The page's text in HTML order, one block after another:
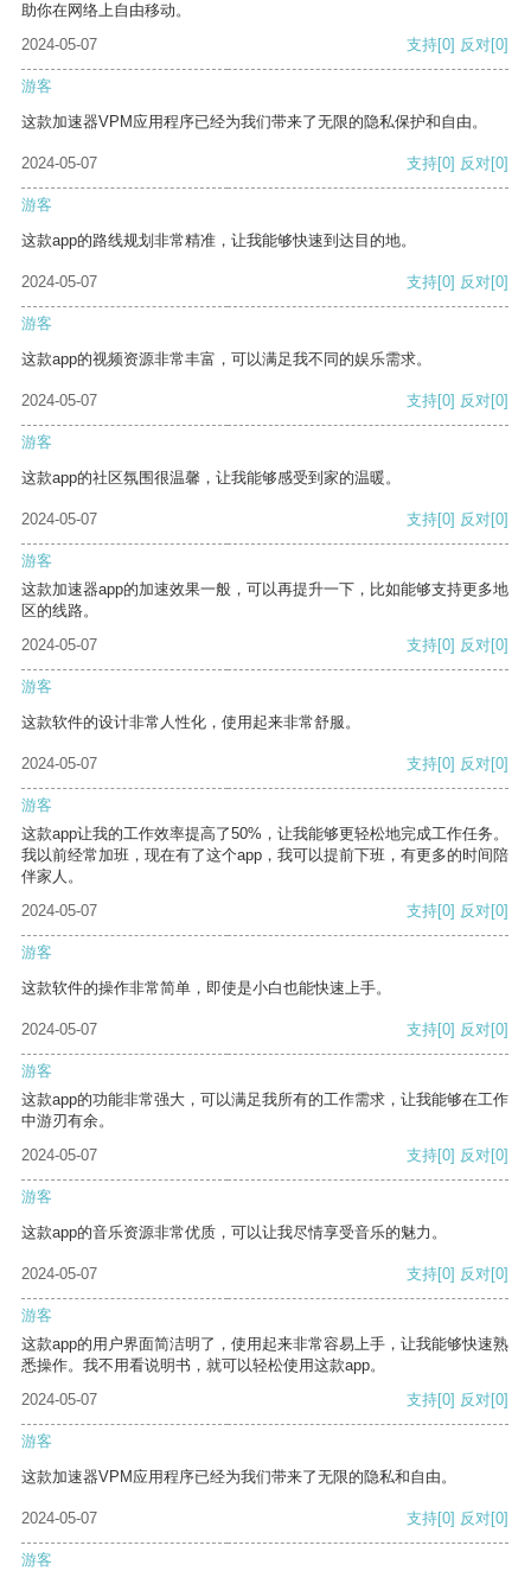
助你在网络上自由移动。
2024-05-07
支持[0] 反对[0]
游客
这款加速器VPM应用程序已经为我们带来了无限的隐私保护和自由。
2024-05-07 支持[0] 反对[0]
游客
这款app的路线规划非常精准，让我能够快速到达目的地。
2024-05-07 支持[0] 反对[0]
游客
这款app的视频资源非常丰富，可以满足我不同的娱乐需求。
2024-05-07 支持[0] 反对[0]
游客
这款app的社区氛围很温馨，让我能够感受到家的温暖。
2024-05-07 支持[0] 反对[0]
游客
这款加速器app的加速效果一般，可以再提升一下，比如能够支持更多地
区的线路。
2024-05-07
支持[0] 反对[0]
游客
这款软件的设计非常人性化，使用起来非常舒服。
2024-05-07 支持[0] 反对[0]
游客
这款app让我的工作效率提高了50%，让我能够更轻松地完成工作任务。
我以前经常加班，现在有了这个app，我可以提前下班，有更多的时间陪
伴家人。
2024-05-07
支持[0] 反对[0]
游客
这款软件的操作非常简单，即使是小白也能快速上手。
2024-05-07 支持[0] 反对[0]
游客
这款app的功能非常强大，可以满足我所有的工作需求，让我能够在工作
中游刃有余。
2024-05-07
支持[0] 反对[0]
游客
这款app的音乐资源非常优质，可以让我尽情享受音乐的魅力。
2024-05-07 支持[0] 反对[0]
游客
这款app的用户界面简洁明了，使用起来非常容易上手，让我能够快速熟
悉操作。我不用看说明书，就可以轻松使用这款app。
2024-05-07
支持[0] 反对[0]
游客
这款加速器VPM应用程序已经为我们带来了无限的隐私和自由。
2024-05-07 支持[0] 反对[0]
游客